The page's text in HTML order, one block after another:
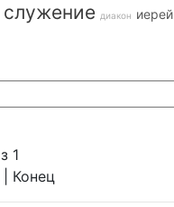
служение диакон иерей
1
| Конец